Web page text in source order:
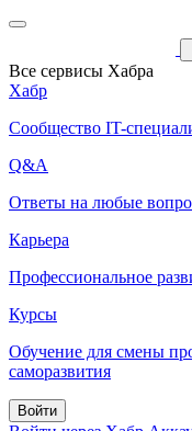
Все сервисы Хабра
Хабр
Сообщество IT-
Q&A
Ответы на любые
Карьера
Профессиональное
Курсы
Обучение для смены
саморазвития
Войти